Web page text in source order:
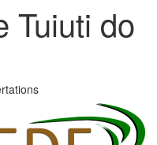
Tuiuti do